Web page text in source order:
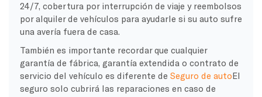
24/7, cobertura por interrupción de viaje y reembolsos
por alquiler de vehículos para ayudarle si su auto sufre
una avería fuera de casa.
También es importante recordar que cualquier
garantía de fábrica, garantía extendida o contrato de
servicio del vehículo es diferente de Seguro de autoEl
seguro solo cubrirá las reparaciones en caso de